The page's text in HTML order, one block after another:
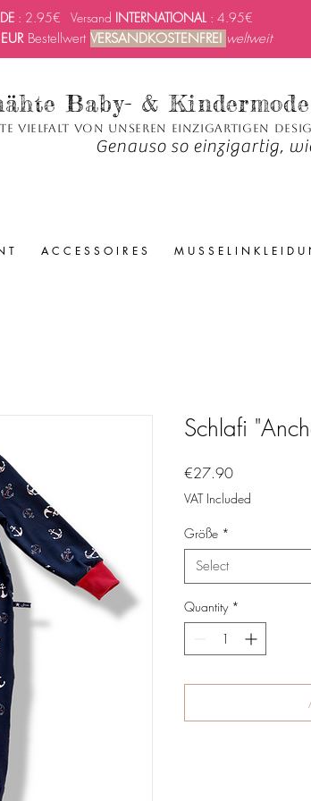
DE : 2.95€ Versand INTERNATIONAL : 4.95€
Bestellwert VERSANDKOSTENFREI weltweit
Baby- & Kindermode
Vielfalt von unseren einzigartigen
Genauso so einzigartig,
T A C C E S S O I R E S M U S S E L I N K L E I D U
Schlafi
€27.90Price
VAT Included
Größe *
Select
Quantity *